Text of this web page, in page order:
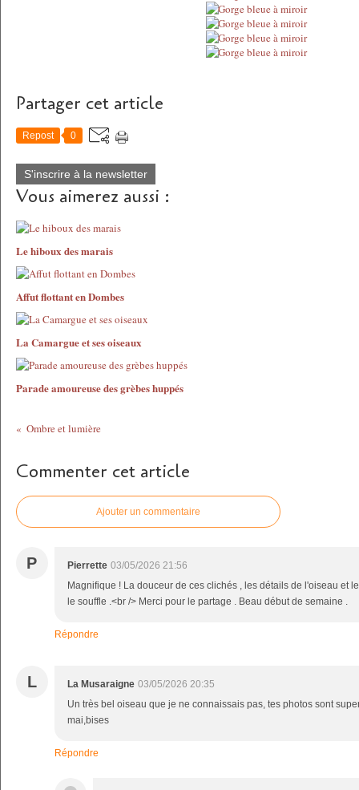
Partager cet article
Repost 0
S'inscrire à la newsletter
Vous aimerez aussi :
Le hiboux des marais
Affut flottant en Dombes
La Camargue et ses oiseaux
Parade amoureuse des grèbes huppés
Ombre et lumière
Commenter cet article
Ajouter un commentaire
P Pierrette 03/05/2026 21:56
Magnifique ! La douceur de ces clichés , les détails de l'oiseau et
le souffle .<br /> Merci pour le partage . Beau début de semaine .
Répondre
L La Musaraigne 03/05/2026 20:35
Un très bel oiseau que je ne connaissais pas, tes photos sont
mai,bises
Répondre